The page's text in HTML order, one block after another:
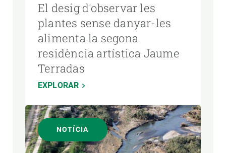
El desig d'observar les
plantes sense danyar-les
alimenta la segona
residència artística Jaume
Terradas
EXPLORAR
NOTÍCIA